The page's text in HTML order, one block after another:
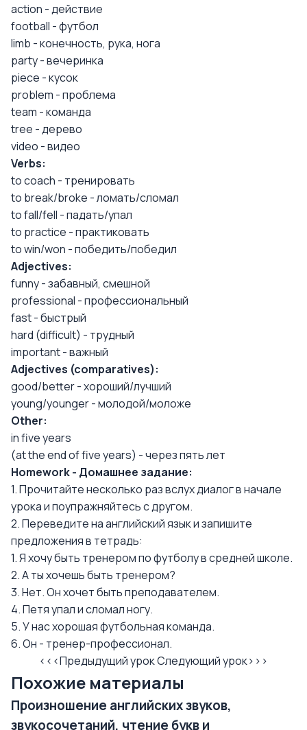
action - действие
football - футбол
limb - конечность, рука, нога
party - вечеринка
piece - кусок
problem - проблема
team - команда
tree - дерево
video - видео
Verbs:
to coach - тренировать
to break/broke - ломать/сломал
to fall/fell - падать/упал
to practice - практиковать
to win/won - победить/победил
Adjectives:
funny - забавный, смешной
professional - профессиональный
fast - быстрый
hard (difficult) - трудный
important - важный
Adjectives (comparatives):
good/better - хороший/лучший
young/younger - молодой/моложе
Other:
in five years
(at the end of five years) - через пять лет
Homework - Домашнее задание:
1. Прочитайте несколько раз вслух диалог в начале
урока и поупражняйтесь с другом.
2. Переведите на английский язык и запишите
предложения в тетрадь:
1. Я хочу быть тренером по футболу в средней школе.
2. А ты хочешь быть тренером?
3. Нет. Он хочет быть преподавателем.
4. Петя упал и сломал ногу.
5. У нас хорошая футбольная команда.
6. Он - тренер-профессионал.
<<<Предыдущий урокСледующий урок>>>
Похожие материалы
Произношение английских звуков,
звукосочетаний, чтение букв и